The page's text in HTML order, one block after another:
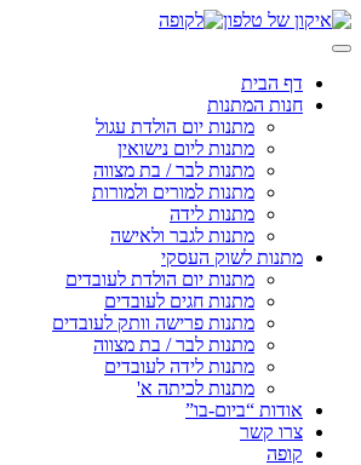
Skip
to
דף הבית
חנות המתנות
מתנות יום הולדת עגול
מתנות ליום נישואין
מתנות לבר / בת מצווה
מתנות למורים ולמורות
מתנות לידה
מתנות לגבר ולאישה
מתנות לשוק העסקי
מתנות יום הולדת לעובדים
מתנות חגים לעובדים
מתנות פרישה וותק לעובדים
מתנות לבר / בת מצווה
מתנות לידה לעובדים
מתנות לכיתה א'
אודות “ביום-בו”
צרו קשר
קופה